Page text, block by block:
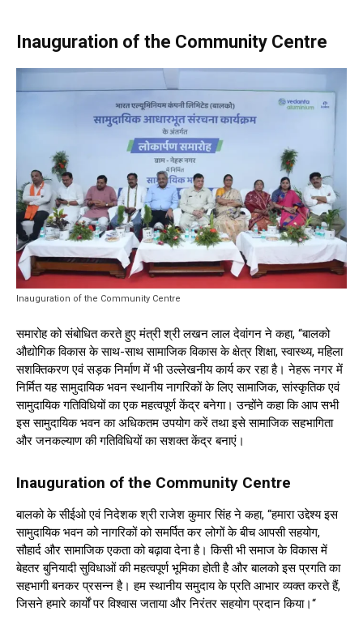
Inauguration of the Community Centre
Inauguration of the Community Centre
समारोह को संबोधित करते हुए मंत्री श्री लखन लाल देवांगन ने कहा, “बालको
औद्योगिक विकास के साथ-साथ सामाजिक विकास के क्षेत्र शिक्षा, स्वास्थ्य, महिला
सशक्तिकरण एवं सड़क निर्माण में भी उल्लेखनीय कार्य कर रहा है। नेहरू नगर में
निर्मित यह सामुदायिक भवन स्थानीय नागरिकों के लिए सामाजिक, सांस्कृतिक एवं
सामुदायिक गतिविधियों का एक महत्वपूर्ण केंद्र बनेगा। उन्होंने कहा कि आप सभी
इस सामुदायिक भवन का अधिकतम उपयोग करें तथा इसे सामाजिक सहभागिता
और जनकल्याण की गतिविधियों का सशक्त केंद्र बनाएं।
Inauguration of the Community Centre
बालको के सीईओ एवं निदेशक श्री राजेश कुमार सिंह ने कहा, “हमारा उद्देश्य इस
सामुदायिक भवन को नागरिकों को समर्पित कर लोगों के बीच आपसी सहयोग,
सौहार्द और सामाजिक एकता को बढ़ावा देना है। किसी भी समाज के विकास में
बेहतर बुनियादी सुविधाओं की महत्वपूर्ण भूमिका होती है और बालको इस प्रगति का
सहभागी बनकर प्रसन्न है। हम स्थानीय समुदाय के प्रति आभार व्यक्त करते हैं,
जिसने हमारे कार्यों पर विश्वास जताया और निरंतर सहयोग प्रदान किया।“